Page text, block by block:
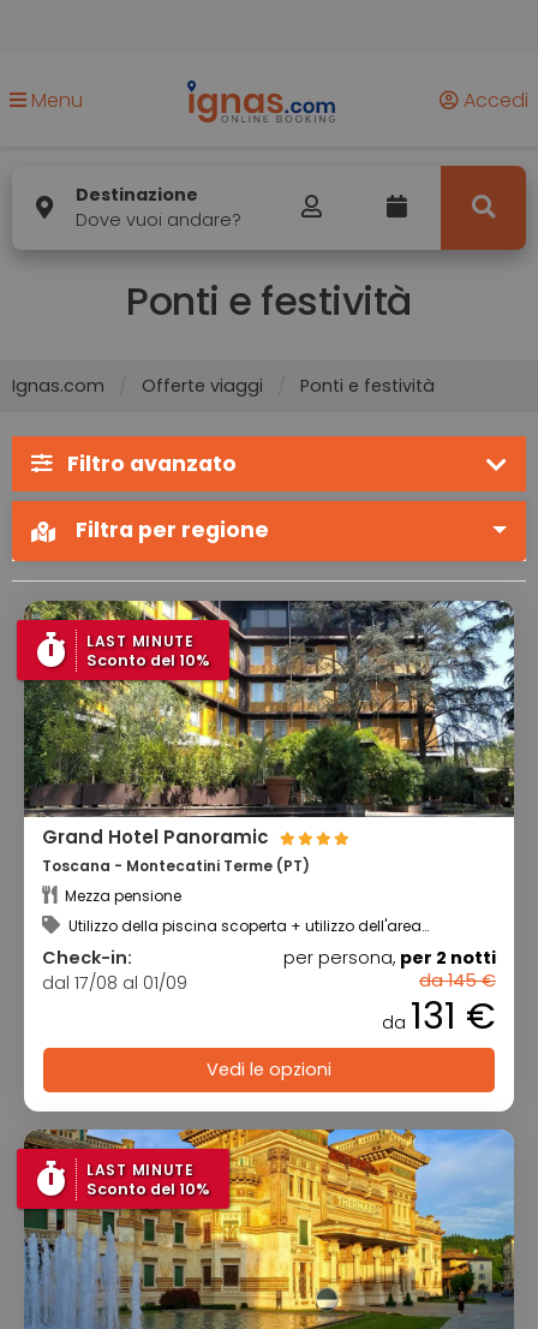
Menu Accedi
Destinazione
Dove vuoi andare?
Ponti e festività
Ignas.com Offerte viaggi Ponti e festività
Filtro avanzato
Filtra per regione
LAST MINUTE
Sconto del 10%
Grand Hotel Panoramic
Toscana - Montecatini Terme (PT)
Mezza pensione
Utilizzo della piscina scoperta + utilizzo dell'area
Check-in:
dal 17/08 al 01/09
per persona, per 2 notti
da 145 €
da 131 €
Vedi le opzioni
LAST MINUTE
Sconto del 10%